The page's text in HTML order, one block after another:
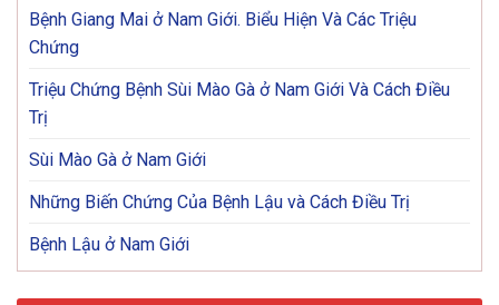
Bệnh Giang Mai ở Nam Giới. Biểu Hiện Và Các Triệu
Chứng
Triệu Chứng Bệnh Sùi Mào Gà ở Nam Giới Và Cách Điều
Trị
Sùi Mào Gà ở Nam Giới
Những Biến Chứng Của Bệnh Lậu và Cách Điều Trị
Bệnh Lậu ở Nam Giới